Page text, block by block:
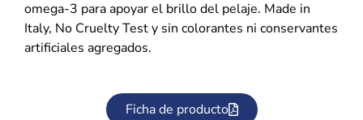
omega-3 para apoyar el brillo del pelaje. Made in
Italy, No Cruelty Test y sin colorantes ni conservantes
artificiales agregados.
Ficha de producto